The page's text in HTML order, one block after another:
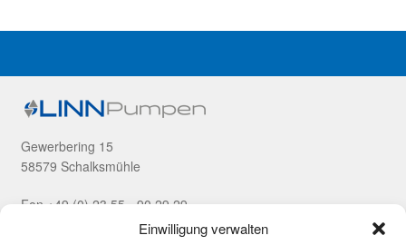
Einwilligung verwalten
Gewerbering 15
58579 Schalksmühle
Fon +49 (0) 23 55 - 90 29 29
Fax +49 (0) 23 55 - 90 29 99